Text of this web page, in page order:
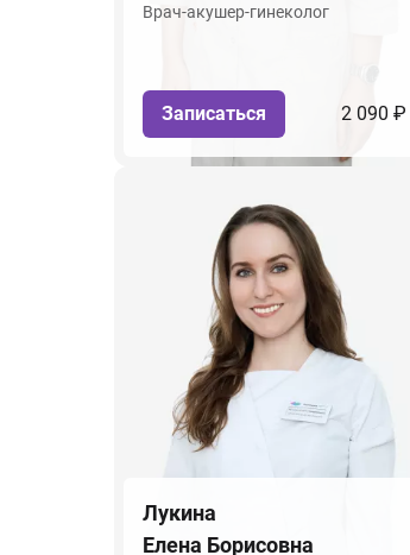
Врач-акушер-гинеколог
Записаться 2 090 ₽
Лукина
Елена Борисовна